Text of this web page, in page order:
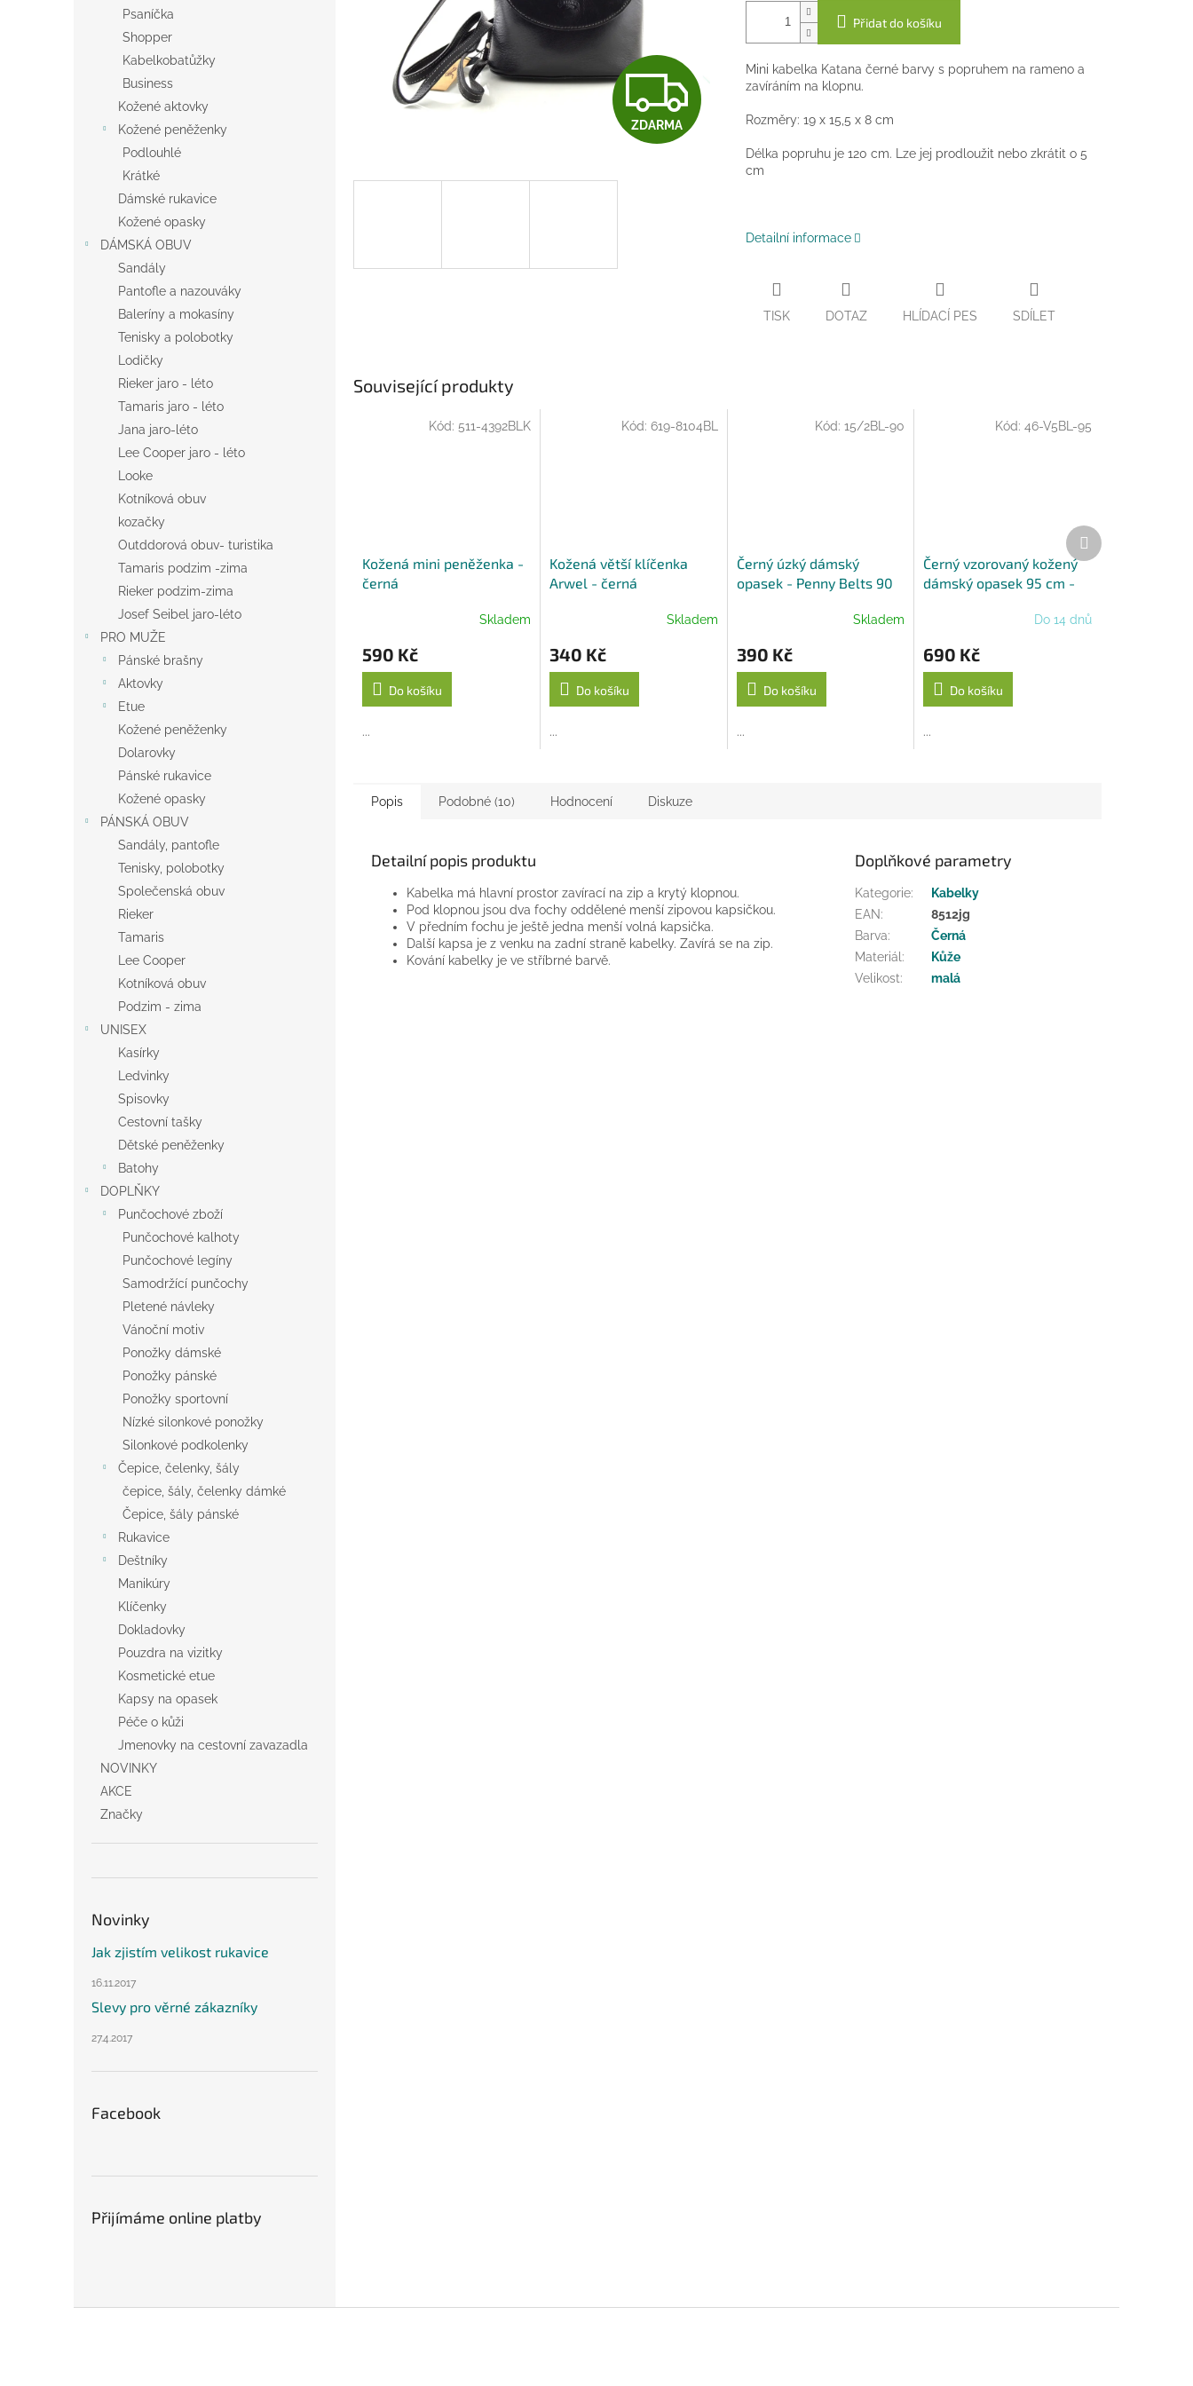
Psaníčka
Shopper
Kabelkobatůžky
Business
Kožené aktovky
Kožené peněženky
Podlouhlé
Krátké
Dámské rukavice
Kožené opasky
DÁMSKÁ OBUV
Sandály
Pantofle a nazouváky
Baleríny a mokasíny
Tenisky a polobotky
Lodičky
Rieker jaro - léto
Tamaris jaro - léto
Jana jaro-léto
Lee Cooper jaro - léto
Looke
Kotníková obuv
kozačky
Outddorová obuv- turistika
Tamaris podzim -zima
Rieker podzim-zima
Josef Seibel jaro-léto
PRO MUŽE
Pánské brašny
Aktovky
Etue
Kožené peněženky
Dolarovky
Pánské rukavice
Kožené opasky
PÁNSKÁ OBUV
Sandály, pantofle
Tenisky, polobotky
Společenská obuv
Rieker
Tamaris
Lee Cooper
Kotníková obuv
Podzim - zima
UNISEX
Kasírky
Ledvinky
Spisovky
Cestovní tašky
Dětské peněženky
Batohy
DOPLŇKY
Punčochové zboží
Punčochové kalhoty
Punčochové legíny
Samodržící punčochy
Pletené návleky
Vánoční motiv
Ponožky dámské
Ponožky pánské
Ponožky sportovní
Nízké silonkové ponožky
Silonkové podkolenky
Čepice, čelenky, šály
čepice, šály, čelenky dámké
Čepice, šály pánské
Rukavice
Deštníky
Manikúry
Klíčenky
Dokladovky
Pouzdra na vizitky
Kosmetické etue
Kapsy na opasek
Péče o kůži
Jmenovky na cestovní zavazadla
NOVINKY
AKCE
Značky
Novinky
Jak zjistím velikost rukavice
16.11.2017
Slevy pro věrné zákazníky
27.4.2017
Facebook
Přijímáme online platby
Z
D
A
ZDARMA
Přidat do košíku
Mini kabelka Katana černé barvy s popruhem na rameno a
zavíráním na klopnu.
Rozměry: 19 x 15,5 x 8 cm
Délka popruhu je 120 cm. Lze jej prodloužit nebo zkrátit o 5
cm
Detailní informace
TISK DOTAZ HLÍDACÍ PES SDÍLET
Související produkty
Kožená mini peněženka -
černá
Skladem
590 Kč
Do košíku
...
Kód: 511-4392BLK
Kožená větší klíčenka
Arwel - černá
Skladem
340 Kč
Do košíku
...
Kód: 619-8104BL
Černý úzký dámský
opasek - Penny Belts 90
Skladem
390 Kč
Do košíku
...
Kód:15/2BL-90
Černý vzorovaný kožený
dámský opasek 95 cm -
Do 14 dnů
690 Kč
Do košíku
...
Kód: 46-V5BL-95
Další
produkt
Popis Podobné (10) Hodnocení Diskuze
Detailní popis produktu
Kabelka má hlavní prostor zavírací na zip a krytý klopnou.
Pod klopnou jsou dva fochy oddělené menší zipovou kapsičkou.
V předním fochu je ještě jedna menší volná kapsička.
Další kapsa je z venku na zadní straně kabelky. Zavírá se na zip.
Kování kabelky je ve stříbrné barvě.
Doplňkové parametry
Kategorie:
Kabelky
EAN:
8512jg
Barva:
Černá
Materiál :
Kůže
Velikost: malá